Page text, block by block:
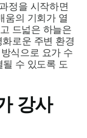
정을 시작하면
움의 기회가 열
드넓은 하늘은
로운 주변 환경
식으로 요가 수
수 있도록 도
강사